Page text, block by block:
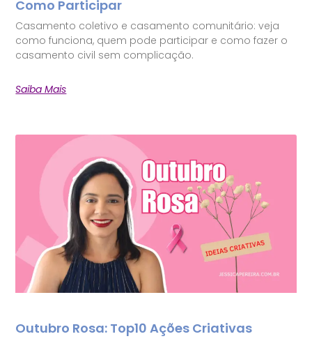
Como Participar
Casamento coletivo e casamento comunitário: veja
como funciona, quem pode participar e como fazer o
casamento civil sem complicação.
Saiba Mais
Outubro Rosa: Top10 Ações Criativas